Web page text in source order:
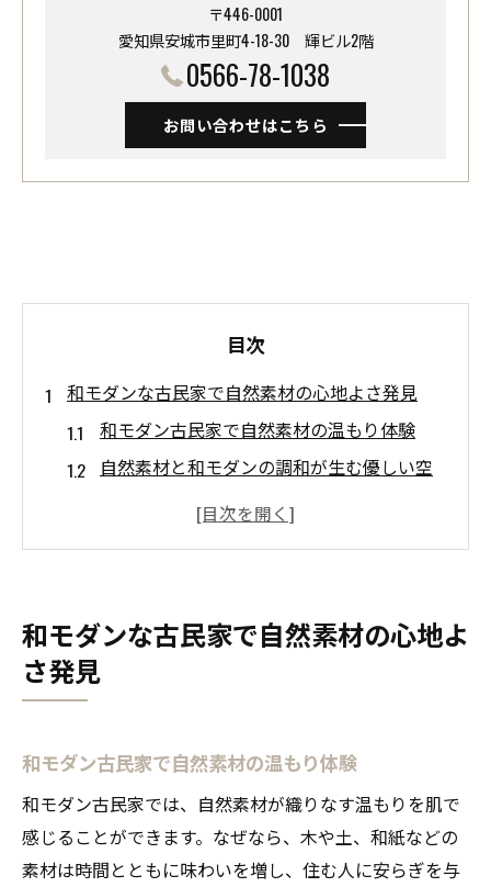
〒446-0001
愛知県安城市里町4-18-30 ​​​​​​​輝ビル2階
0566-78-1038
お問い合わせはこちら
目次
和モダンな古民家で自然素材の心地よさ発見
和モダン古民家で自然素材の温もり体験
自然素材と和モダンの調和が生む優しい空
和モダン空間で楽しむ自然素材の心地よさ
自然素材を活かす和モダン古民家の工夫
和モダン古民家が実現する心豊かな暮らし
自然素材が映える和モダン空間の魅力とは
和モダンで叶える穏やかな古民家の生活
自然素材と和モダンで心地よい毎日を実感
和モダンな古民家で自然素材の心地よ
さ発見
和モダン古民家で自然素材の温もり体験
和モダン古民家では、自然素材が織りなす温もりを肌で
感じることができます。なぜなら、木や土、和紙などの
素材は時間とともに味わいを増し、住む人に安らぎを与